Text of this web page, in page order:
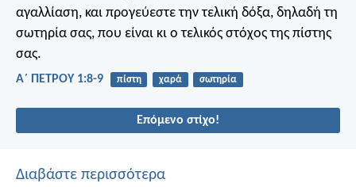
αγαλλίαση, και προγεύεστε την τελική δόξα, δηλαδή τη
σωτηρία σας, που είναι κι ο τελικός στόχος της πίστης
σας.
Α΄ ΠΕΤΡΟΥ 1:8-9 πίστη χαρά σωτηρία
Επόμενο στίχο!
Διαβάστε περισσότερα